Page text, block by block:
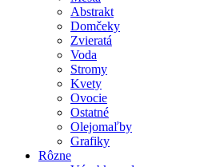
Abstrakt
Domčeky
Zvieratá
Voda
Stromy
Kvety
Ovocie
Ostatné
Olejomaľby
Grafiky
Rôzne